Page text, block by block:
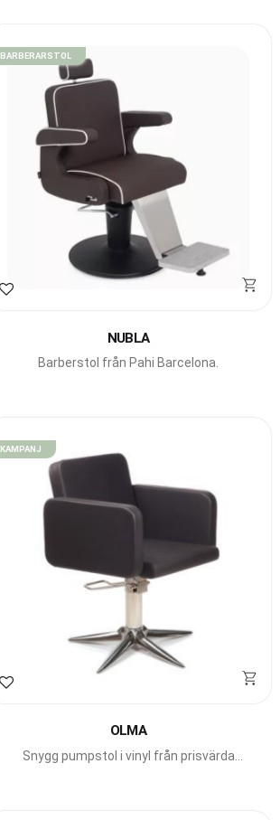
Lägg till i favoriter
NUBLA
Barberstol från Pahi Barcelona.
BARBERARSTOL
Lägg till i favoriter
OLMA
Snygg pumpstol i vinyl från prisvärda
KAMPANJ